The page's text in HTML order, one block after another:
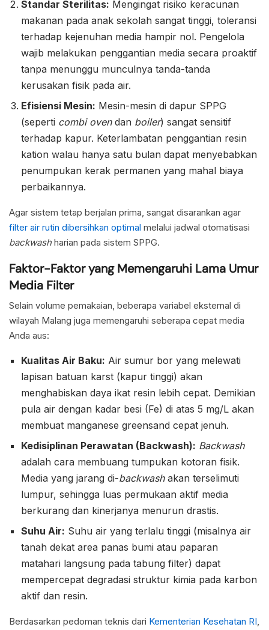
Standar Sterilitas: Mengingat risiko keracunan
makanan pada anak sekolah sangat tinggi, toleransi
terhadap kejenuhan media hampir nol. Pengelola
wajib melakukan penggantian media secara proaktif
tanpa menunggu munculnya tanda-tanda
kerusakan fisik pada air.
Efisiensi Mesin: Mesin-mesin di dapur SPPG
(seperti combi ovendan boiler) sangat sensitif
terhadap kapur. Keterlambatan penggantian resin
kation walau hanya satu bulan dapat menyebabkan
penumpukan kerak permanen yang mahal biaya
perbaikannya.
Agar sistem tetap berjalan prima, sangat disarankan agar
filter air rutin dibersihkan optimal melalui jadwal otomatisasi
backwashharian pada sistem SPPG.
Faktor-Faktor yang Memengaruhi Lama Umur
Media Filter
Selain volume pemakaian, beberapa variabel eksternal di
wilayah Malang juga memengaruhi seberapa cepat media
Anda aus:
Kualitas Air Baku: Air sumur bor yang melewati
lapisan batuan karst (kapur tinggi) akan
menghabiskan daya ikat resin lebih cepat. Demikian
pula air dengan kadar besi (Fe) di atas 5 mg/L akan
membuat manganese greensand cepat jenuh.
Kedisiplinan Perawatan (Backwash): Backwash
adalah cara membuang tumpukan kotoran fisik.
Media yang jarang di-backwashakan terselimuti
lumpur, sehingga luas permukaan aktif media
berkurang dan kinerjanya menurun drastis.
Suhu Air: Suhu air yang terlalu tinggi (misalnya air
tanah dekat area panas bumi atau paparan
matahari langsung pada tabung filter) dapat
mempercepat degradasi struktur kimia pada karbon
aktif dan resin.
Berdasarkan pedoman teknis dari Kementerian Kesehatan RI,